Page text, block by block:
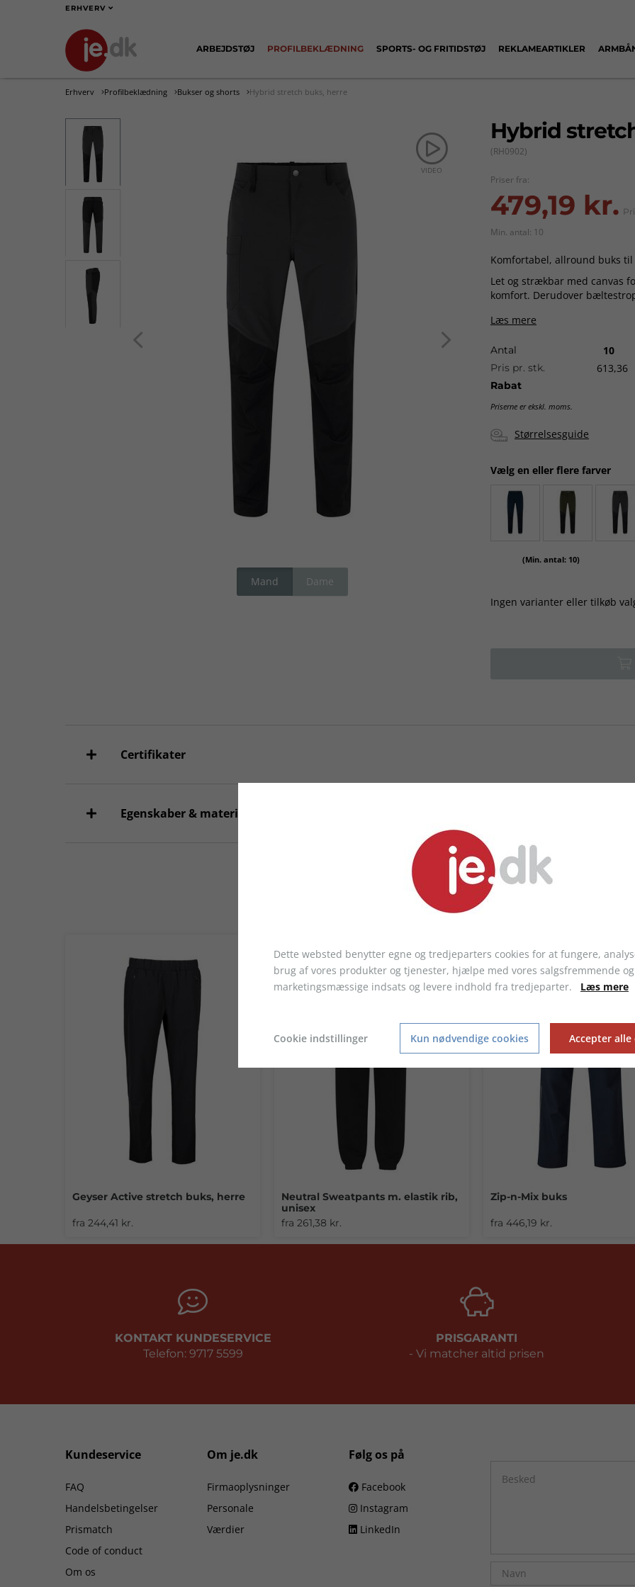
ERHVERV
ARBEJDSTØJ PROFILBEKLÆDNING SPORTS- OG FRITIDSTØJ REKLAMEARTIKLER
Erhverv Profilbeklædning Bukser og shorts Hybrid stretch buks, herre
VIDEO
Mand Dame
Hybrid
(RH0902)
Priser fra:
479,19 kr.
Min. antal: 10
Komfortabel, allround buks
Let og strækbar med canvas
komfort. Derudover
YKK-lynlåse på både for- og
Pasformen er regular og
Levering:ca. 3-5 dage uden
Læs mere
Antal
Pris pr. stk.
Rabat
10
613,36
Priserne er ekskl. moms.
Størrelsesguide
Vælg en eller flere farver
(Min. antal: 10)
Ingen varianter eller tilkøb
Certifikater
Egenskaber & materialer
LIGNENDE PRODUKTER
Geyser Active stretch buks, herre
fra 244,41 kr.
+4
Neutral Sweatpants m. elastik rib,
unisex
fra 261,38 kr.
Zip-n-Mix buks
fra 446,19 kr.
KONTAKT KUNDESERVICE
Telefon: 9717 5599
PRISGARANTI
- Vi matcher altid prisen
Kundeservice
FAQ
Handelsbetingelser
Prismatch
Code of conduct
Om os
Om je.dk
Firmaoplysninger
Personale
Værdier
Følg os på
Facebook
Instagram
LinkedIn
Dette websted benytter egne og tredjeparters cookies for at fungere,
brug af vores produkter og tjenester, hjælpe med vores salgsfremmende og
marketingsmæssige indsats og levere indhold fra tredjeparter. Læs mere
Cookie indstillinger Kun nødvendige cookies Accepter alle